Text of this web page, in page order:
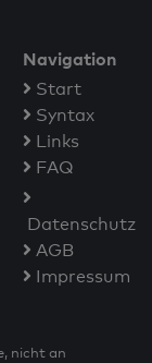
Navigation
Start
Syntax
Links
FAQ
Datenschutz
AGB
Impressum
nicht an